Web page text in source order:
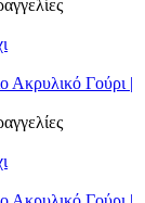
Ακρυλικό Γούρι |